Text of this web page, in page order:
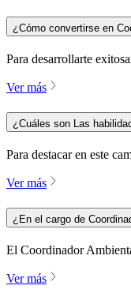
¿Cómo convertirse en
Para desarrollarte
Ver más
¿Cuáles son Las
Para destacar en este
Ver más
¿En el cargo de
El Coordinador
Ver más